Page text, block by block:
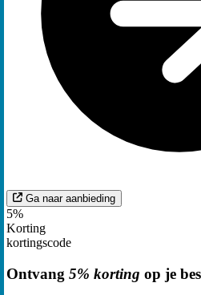
Ga naar aanbieding
5%
Korting
kortingscode
Ontvang 5% korting op je